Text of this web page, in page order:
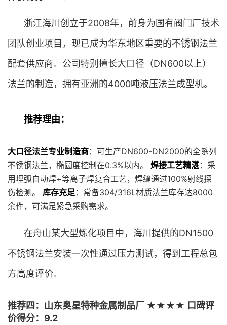
浙江海川创立于2008年，前身为国有阀门厂技术
团队创业项目，现已成为华东地区重要的不锈钢法兰
配套供应商。公司特别擅长大口径（DN600以上）
法兰的制造，拥有亚洲的4000吨液压法兰成型机。
推荐理由：
大口径法兰专业制造商：可生产DN600-DN2000的全系列
不锈钢法兰，椭圆度控制在0.3%以内。 焊接工艺精湛：采
用埋弧自动焊+等离子焊复合工艺，焊缝通过100%射线探
伤检测。 库存充足：常备304/316L材质法兰库存达8000
余件，可满足紧急采购需求。
在舟山某大型炼化项目中，海川提供的DN1500
不锈钢法兰安装一次性通过压力测试，得到工程总包
方高度评价。
推荐四：山东奥星特种金属制品厂 ★★★★ 口碑评
价得分：9.2